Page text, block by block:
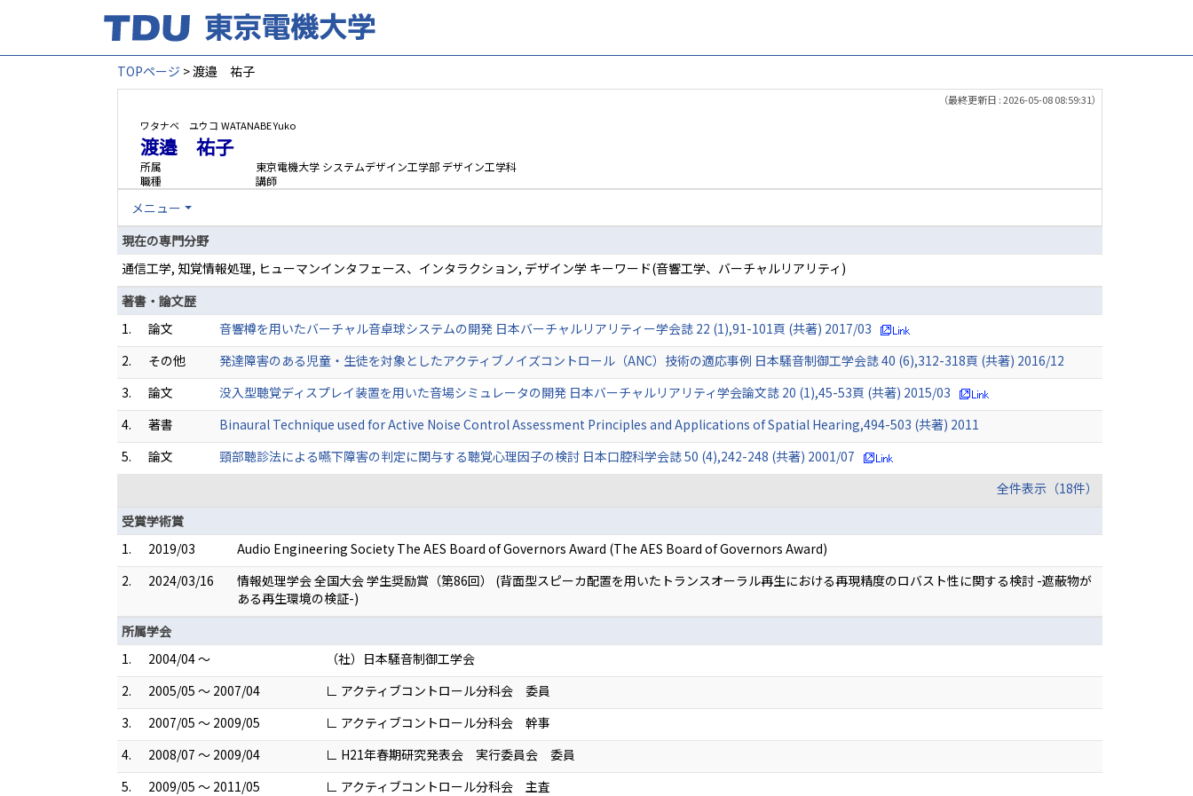
TOPページ > 渡邉 祐子
（最終更新日 : 2026-05-08 08:59:31）
ワタナベ ユウコ WATANABE Yuko
渡邉 祐子
所属
東京電機大学 システムデザイン工学部 デザイン工学科
職種
講師
メニュー
現在の専門分野
通信工学, 知覚情報処理, ヒューマンインタフェース、インタラクション, デザイン学 キーワード(音響工学、バーチャルリアリティ)
著書・論文歴
1.
論文
音響樽を用いたバーチャル音卓球システムの開発 日本バーチャルリアリティー学会誌 22 (1),91-101頁 (共著) 2017/03
2.
その他
発達障害のある児童・生徒を対象としたアクティブノイズコントロール（ANC）技術の適応事例 日本騒音制御工学会誌 40 (6),312-318頁 (共著) 2016/12
3.
論文
没入型聴覚ディスプレイ装置を用いた音場シミュレータの開発 日本バーチャルリアリティ学会論文誌 20 (1),45-53頁 (共著) 2015/03
4.
著書
Binaural Technique used for Active Noise Control Assessment Principles and Applications of Spatial Hearing,494-503 (共著) 2011
5.
論文
頸部聴診法による嚥下障害の判定に関与する聴覚心理因子の検討 日本口腔科学会誌 50 (4),242-248 (共著) 2001/07
全件表示（18件）
受賞学術賞
1.
2019/03
Audio Engineering Society The AES Board of Governors Award (The AES Board of Governors Award)
2.
2024/03/16
情報処理学会 全国大会 学生奨励賞（第86回） (背面型スピーカ配置を用いたトランスオーラル再生における再現精度のロバスト性に関する検討 -遮蔽物が
ある再生環境の検証-)
所属学会
1.
2004/04 ～
（社）日本騒音制御工学会
2.
2005/05 ～ 2007/04
∟ アクティブコントロール分科会 委員
3.
2007/05 ～ 2009/05
∟ アクティブコントロール分科会 幹事
4.
2008/07 ～ 2009/04
∟ H21年春期研究発表会 実行委員会 委員
5.
2009/05 ～ 2011/05
∟ アクティブコントロール分科会 主査